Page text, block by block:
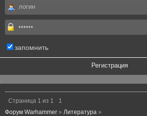
запомнить
Регистрация
.
Страница 1 из 1
1
Форум Warhammer » Литература »